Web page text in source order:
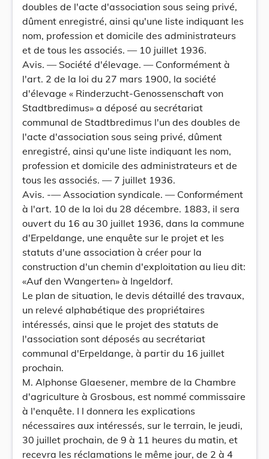
doubles de l'acte d'association sous seing privé,
dûment enregistré, ainsi qu'une liste indiquant les
nom, profession et domicile des administrateurs
et de tous les associés. — 10 juillet 1936.
Avis. — Société d'élevage. — Conformément à
l'art. 2 de la loi du 27 mars 1900, la société
d'élevage « Rinderzucht-Genossenschaft von
Stadtbredimus» a déposé au secrétariat
communal de Stadtbredimus l'un des doubles de
l'acte d'association sous seing privé, dûment
enregistré, ainsi qu'une liste indiquant les nom,
profession et domicile des administrateurs et de
tous les associés. — 7 juillet 1936.
Avis. -— Association syndicale. — Conformément
à l'art. 10 de la loi du 28 décembre. 1883, il sera
ouvert du 16 au 30 juillet 1936, dans la commune
d'Erpeldange, une enquête sur le projet et les
statuts d'une association à créer pour la
construction d'un chemin d'exploitation au lieu dit:
«Auf den Wangerten» à Ingeldorf.
Le plan de situation, le devis détaillé des travaux,
un relevé alphabétique des propriétaires
intéressés, ainsi que le projet des statuts de
l'association sont déposés au secrétariat
communal d'Erpeldange, à partir du 16 juillet
prochain.
M. Alphonse Glaesener, membre de la Chambre
d'agriculture à Grosbous, est nommé commissaire
à l'enquête. I l donnera les explications
nécessaires aux intéressés, sur le terrain, le jeudi,
30 juillet prochain, de 9 à 11 heures du matin, et
recevra les réclamations le même jour, de 2 à 4